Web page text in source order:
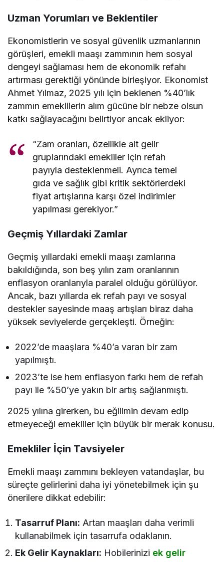
Uzman Yorumları ve Beklentiler
Ekonomistlerin ve sosyal güvenlik uzmanlarının
görüşleri, emekli maaşı zammının hem sosyal
dengeyi sağlaması hem de ekonomik refahı
artırması gerektiği yönünde birleşiyor. Ekonomist
Ahmet Yılmaz, 2025 yılı için beklenen %40’lık
zammın emeklilerin alım gücüne bir nebze olsun
katkı sağlayacağını belirtiyor ancak ekliyor:
“Zam oranları, özellikle alt gelir
gruplarındaki emekliler için refah
payıyla desteklenmeli. Ayrıca temel
gıda ve sağlık gibi kritik sektörlerdeki
fiyat artışlarına karşı özel indirimler
yapılması gerekiyor.”
Geçmiş Yıllardaki Zamlar
Geçmiş yıllardaki emekli maaşı zamlarına
bakıldığında, son beş yılın zam oranlarının
enflasyon oranlarıyla paralel olduğu görülüyor.
Ancak, bazı yıllarda ek refah payı ve sosyal
destekler sayesinde maaş artışları biraz daha
yüksek seviyelerde gerçekleşti. Örneğin:
2022’de maaşlara %40’a varan bir zam
yapılmıştı.
2023’te ise hem enflasyon farkı hem de refah
payı ile %50’ye yakın bir artış sağlanmıştı.
2025 yılına girerken, bu eğilimin devam edip
etmeyeceği emekliler için büyük bir merak konusu.
Emekliler İçin Tavsiyeler
Emekli maaşı zammını bekleyen vatandaşlar, bu
süreçte gelirlerini daha iyi yönetebilmek için şu
önerilere dikkat edebilir:
Tasarruf Planı: Artan maaşları daha verimli
kullanabilmek için tasarrufa odaklanın.
Ek Gelir Kaynakları: Hobilerinizi ek gelir